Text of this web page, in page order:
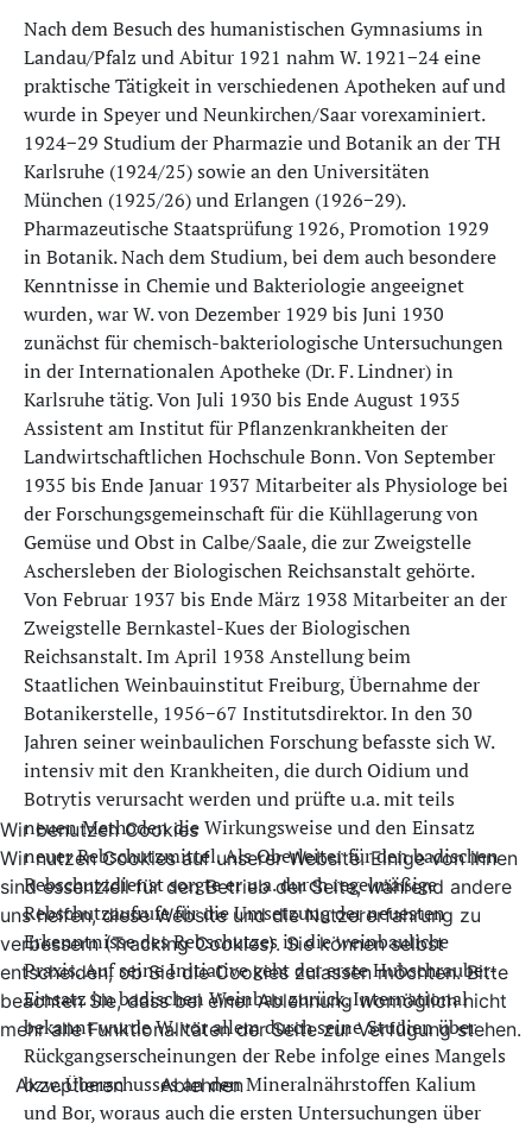
Nach dem Besuch des humanistischen Gymnasiums in
Landau/Pfalz und Abitur 1921 nahm W. 1921−24 eine
praktische Tätigkeit in verschiedenen Apotheken auf und
wurde in Speyer und Neunkirchen/Saar vorexaminiert.
1924−29 Studium der Pharmazie und Botanik an der TH
Karlsruhe (1924/25) sowie an den Universitäten
München (1925/26) und Erlangen (1926−29).
Pharmazeutische Staatsprüfung 1926, Promotion 1929
in Botanik. Nach dem Studium, bei dem auch besondere
Kenntnisse in Chemie und Bakteriologie angeeignet
wurden, war W. von Dezember 1929 bis Juni 1930
zunächst für chemisch-bakteriologische Untersuchungen
in der Internationalen Apotheke (Dr. F. Lindner) in
Karlsruhe tätig. Von Juli 1930 bis Ende August 1935
Assistent am Institut für Pflanzenkrankheiten der
Landwirtschaftlichen Hochschule Bonn. Von September
1935 bis Ende Januar 1937 Mitarbeiter als Physiologe bei
der Forschungsgemeinschaft für die Kühllagerung von
Gemüse und Obst in Calbe/Saale, die zur Zweigstelle
Aschersleben der Biologischen Reichsanstalt gehörte.
Von Februar 1937 bis Ende März 1938 Mitarbeiter an der
Zweigstelle Bernkastel-Kues der Biologischen
Reichsanstalt. Im April 1938 Anstellung beim
Staatlichen Weinbauinstitut Freiburg, Übernahme der
Botanikerstelle, 1956−67 Institutsdirektor. In den 30
Jahren seiner weinbaulichen Forschung befasste sich W.
intensiv mit den Krankheiten, die durch Oidium und
Botrytis verursacht werden und prüfte u.a. mit teils
neuen Methoden die Wirkungsweise und den Einsatz
neuer Rebschutzmittel. Als Oberleiter für den badischen
Rebschutzdienst sorgte er u.a. durch regelmäßige
Rebschutzaufrufe für die Umsetzung der neuesten
Erkenntnisse des Rebschutzes in die weinbauliche
Praxis. Auf seine Initiative geht der erste Hubschrauber-
Einsatz im badischen Weinbau zurück. International
bekannt wurde W. vor allem durch seine Studien über
Rückgangserscheinungen der Rebe infolge eines Mangels
bzw. Überschusses an den Mineralnährstoffen Kalium
und Bor, woraus auch die ersten Untersuchungen über
Wir benutzen Cookies
Wir nutzen Cookies auf unserer Website. Einige von ihnen
sind essenziell für den Betrieb der Seite, während andere
uns helfen, diese Website und die Nutzererfahrung zu
verbessern (Tracking Cookies). Sie können selbst
entscheiden, ob Sie die Cookies zulassen möchten. Bitte
beachten Sie, dass bei einer Ablehnung womöglich nicht
mehr alle Funktionalitäten der Seite zur Verfügung stehen.
Akzeptieren Ablehnen